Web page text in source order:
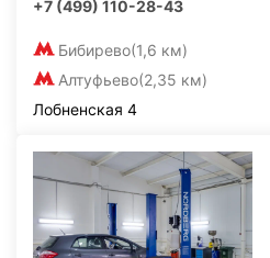
+7 (499) 110-28-43
Бибирево(1,6 км)
Алтуфьево(2,35 км)
Лобненская 4